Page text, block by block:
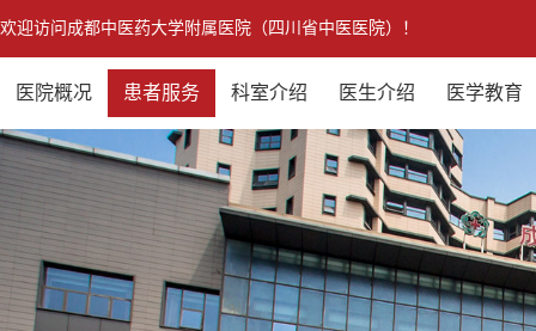
欢迎访问成都中医药大学附属医院（四川省中医医院）！
医院概况 患者服务 科室介绍 医生介绍 医学教育